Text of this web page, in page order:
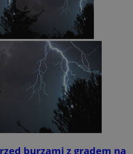
burzami z gradem na